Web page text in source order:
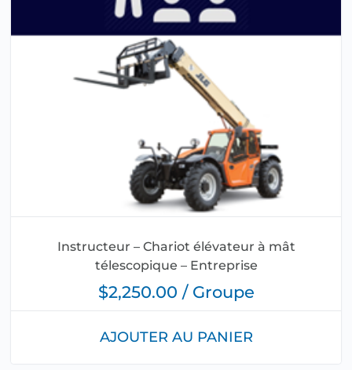
Instructeur – Chariot élévateur à mât
télescopique – Entreprise
$2,250.00 / Groupe
AJOUTER AU PANIER